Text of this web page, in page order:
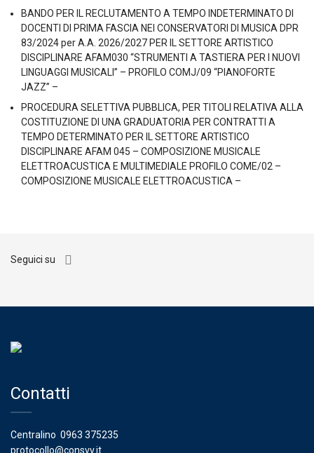
BANDO PER IL RECLUTAMENTO A TEMPO INDETERMINATO DI
DOCENTI DI PRIMA FASCIA NEI CONSERVATORI DI MUSICA DPR
83/2024 per A.A. 2026/2027 PER IL SETTORE ARTISTICO
DISCIPLINARE AFAM030 “STRUMENTI A TASTIERA PER I NUOVI
LINGUAGGI MUSICALI” – PROFILO COMJ/09 “PIANOFORTE
JAZZ” –
PROCEDURA SELETTIVA PUBBLICA, PER TITOLI RELATIVA ALLA
COSTITUZIONE DI UNA GRADUATORIA PER CONTRATTI A
TEMPO DETERMINATO PER IL SETTORE ARTISTICO
DISCIPLINARE AFAM 045 – COMPOSIZIONE MUSICALE
ELETTROACUSTICA E MULTIMEDIALE PROFILO COME/02 –
COMPOSIZIONE MUSICALE ELETTROACUSTICA –
Seguici su
Contatti
Centralino 0963 375235
protocollo@consvv.it